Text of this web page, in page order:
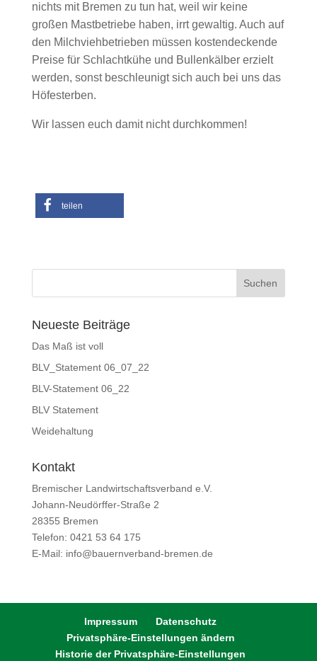
nichts mit Bremen zu tun hat, weil wir keine
großen Mastbetriebe haben, irrt gewaltig. Auch auf
den Milchviehbetrieben müssen kostendeckende
Preise für Schlachtkühe und Bullenkälber erzielt
werden, sonst beschleunigt sich auch bei uns das
Höfesterben.
Wir lassen euch damit nicht durchkommen!
teilen
Neueste Beiträge
Das Maß ist voll
BLV_Statement 06_07_22
BLV-Statement 06_22
BLV Statement
Weidehaltung
Kontakt
Bremischer Landwirtschaftsverband e.V.
Johann-Neudörffer-Straße 2
28355 Bremen
Telefon: 0421 53 64 175
E-Mail: info@bauernverband-bremen.de
Impressum
Datenschutz
Privatsphäre-Einstellungen ändern
Historie der Privatsphäre-Einstellungen